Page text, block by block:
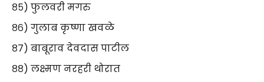
८५) फुलवरी मगरु
८६) गुलाब कृष्णा खवळे
८७) बाबूराव देवदास पाटील
८८) लक्ष्मण नरहरी थोरात